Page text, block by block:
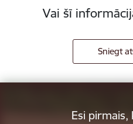
Vai šī
Sniegt
Esi pirmais,